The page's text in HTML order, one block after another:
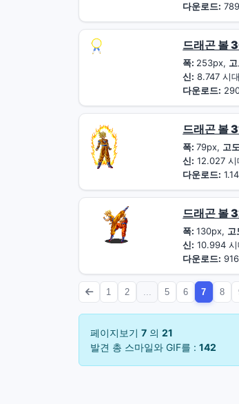
다운로드:
드래곤 볼
폭: 253px,
신: 8.747 시대
다운로드:
드래곤 볼
폭:79px, 고
신: 12.027 시
다운로드:
드래곤 볼
폭:130px,
신: 10.994 시
다운로드:
1 2 5 6 7 8
페이지보기 7 의 21
발견 총 스마일와 GIF를 : 142